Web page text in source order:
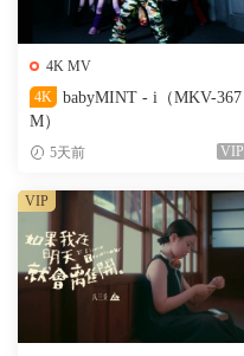
4K MV
4K
babyMINT - i（MKV-367
M）
5天前 VIP
VIP